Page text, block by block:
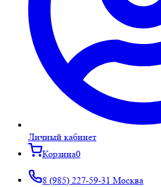
Личный кабинет
Корзина0
8 (985) 227-59-31 Москва